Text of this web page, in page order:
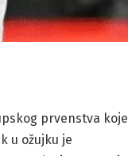
prvenstva koje
u ožujku je